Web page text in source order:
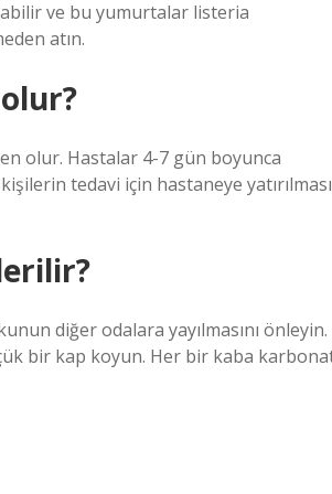
ve bu yumurtalar listeria
atın.
olur. Hastalar 4-7 gün boyunca
tedavi için hastaneye yatırılması
diğer odalara yayılmasını önleyin.
bir kap koyun. Her bir kaba